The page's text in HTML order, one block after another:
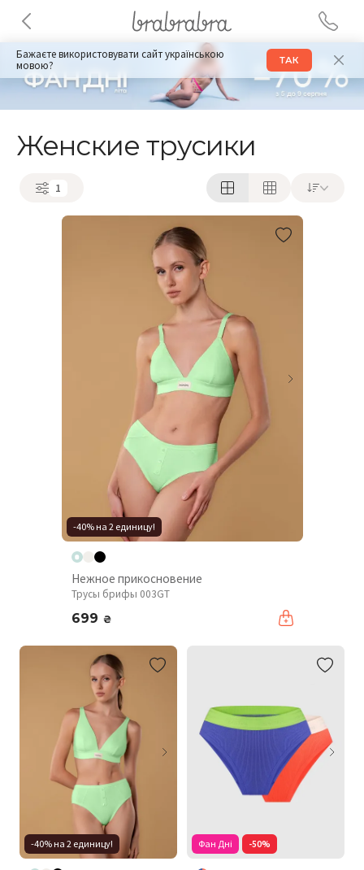
Бажаєте використовувати сайт українською
мовою?
ТАК
Женские трусики
1
-40% на 2 единицу!
Нежное прикосновение
Трусы брифы 003GT
699 ₴
-40% на 2 единицу! Фан Дні -50%